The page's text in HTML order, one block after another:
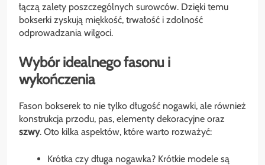
łączą zalety poszczególnych surowców. Dzięki temu
bokserki zyskują miękkość, trwałość i zdolność
odprowadzania wilgoci.
Wybór idealnego fasonu i
wykończenia
Fason bokserek to nie tylko długość nogawki, ale również
konstrukcja przodu, pas, elementy dekoracyjne oraz
szwy. Oto kilka aspektów, które warto rozważyć:
Krótka czy długa nogawka? Krótkie modele są